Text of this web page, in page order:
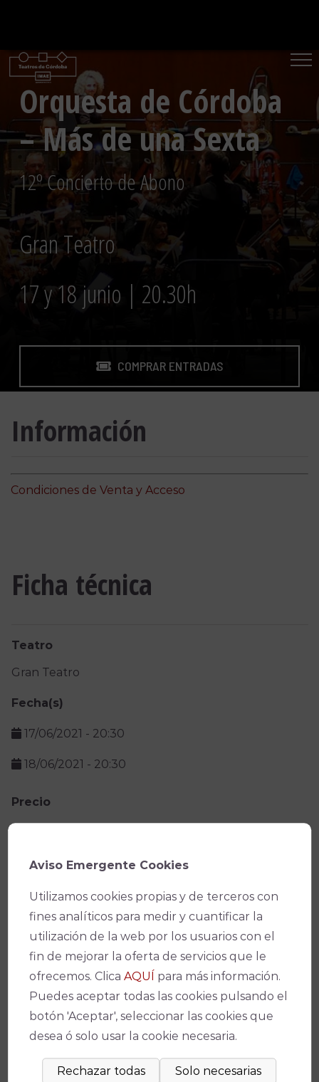
contenido
Orquesta de Córdoba
– Más de una Sexta
12º Concierto de Abono
Gran Teatro
17 y 18 junio | 20.30h
COMPRAR ENTRADAS
Información
Condiciones de Venta y Acceso
Ficha técnica
Teatro
Gran Teatro
Fecha(s)
17/06/2021 - 20:30
18/06/2021 - 20:30
Precio
Facebook
X WhatsApp
Email
Copy
Espectáculos relacionados
No se ha encontrado un evento relacionado.
Aviso Emergente Cookies
Utilizamos cookies propias y de terceros con
fines analíticos para medir y cuantificar la
utilización de la web por los usuarios con el
fin de mejorar la oferta de servicios que le
ofrecemos. ClicaAQUÍ
para más información.
Puedes aceptar todas las cookies pulsando el
botón 'Aceptar', seleccionar las cookies que
desea ó solo usar la cookie necesaria.